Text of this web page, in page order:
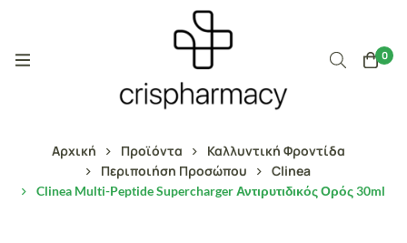
0
Αρχική Προϊόντα
Καλλυντική Φροντίδα
Περιποιήση Προσώπου
Clinea
Clinea Multi-Peptide Supercharger Αντιρυτιδικός Ορός 30ml